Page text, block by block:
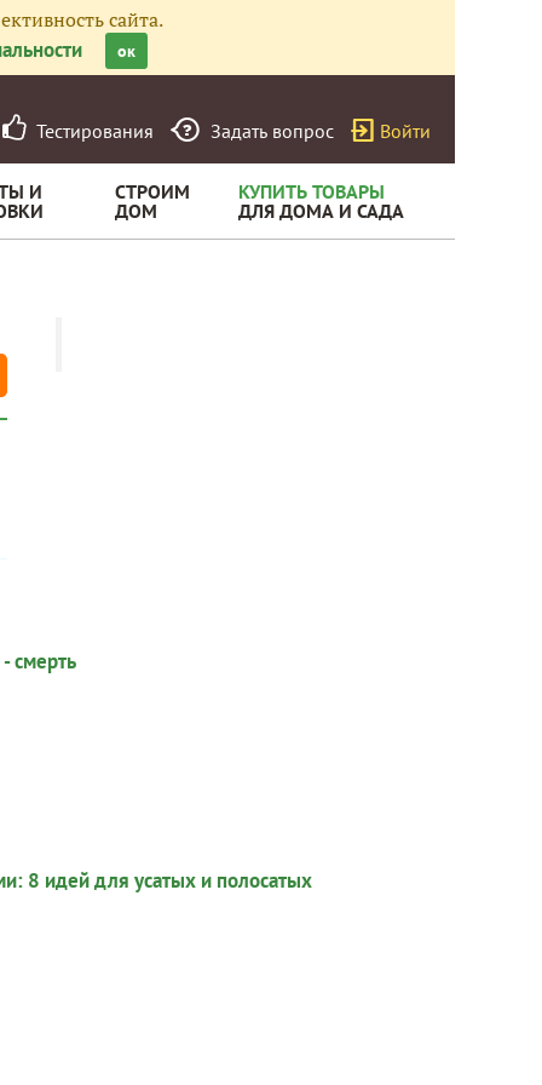
сайта.
ок
Тестирования Задать вопрос Войти
И
СТРОИМ
ДОМ
КУПИТЬ ТОВАРЫ
ДЛЯ ДОМА И САДА